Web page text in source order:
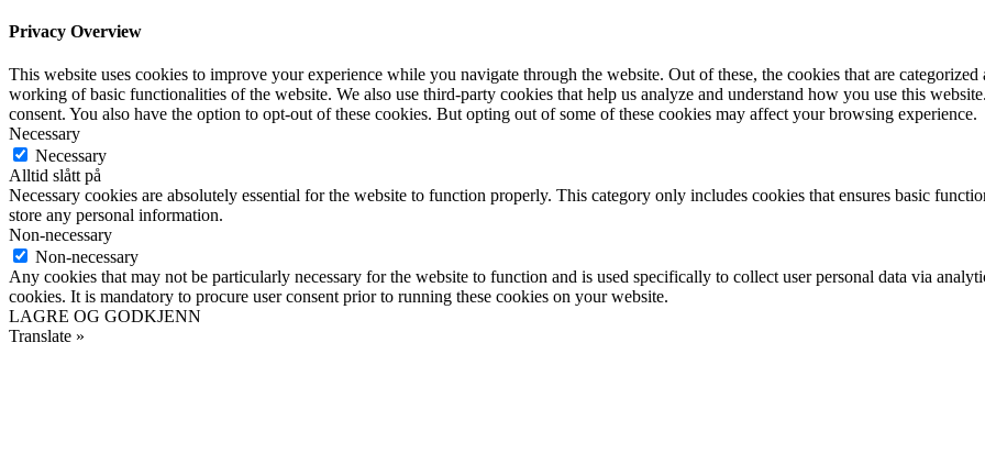
Privacy Overview
This website uses cookies to improve your experience while you navigate through the website. Out of these, the cookies that are categorized
working of basic functionalities of the website. We also use third-party cookies that help us analyze and understand how you use this
consent. You also have the option to opt-out of these cookies. But opting out of some of these cookies may affect your browsing experience.
Necessary
Necessary
Alltid slått på
Necessary cookies are absolutely essential for the website to function properly. This category only includes cookies that ensures basic
store any personal information.
Non-necessary
Non-necessary
Any cookies that may not be particularly necessary for the website to function and is used specifically to collect user personal data via
cookies. It is mandatory to procure user consent prior to running these cookies on your website.
LAGRE OG GODKJENN
Translate »